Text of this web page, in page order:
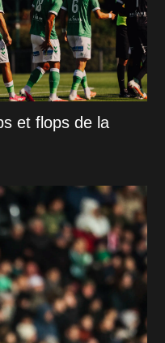
et flops de la